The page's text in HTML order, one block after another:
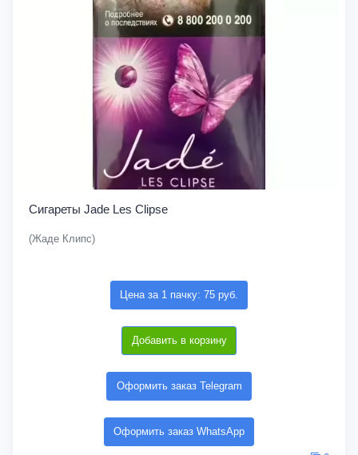
Сигареты Jade Les Clipse
(Жаде Клипс)
Цена за 1 пачку: 75 руб.
Добавить в корзину
Оформить заказ Telegram
Оформить заказ WhatsApp